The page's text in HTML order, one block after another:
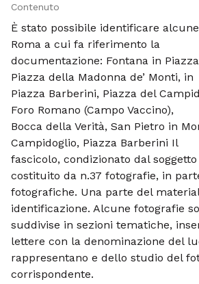
Contenuto
È stato possibile identificare
Roma a cui fa riferimento la
documentazione: Fontana in
Piazza della Madonna de’ Monti, in
Piazza Barberini, Piazza del
Foro Romano (Campo Vaccino),
Bocca della Verità, San Pietro in
Campidoglio, Piazza Barberini Il
fascicolo, condizionato dal
costituito da n.37 fotografie, in
fotografiche. Una parte del
identificazione. Alcune fotografie
suddivise in sezioni tematiche,
lettere con la denominazione del
rappresentano e dello studio del
corrispondente.